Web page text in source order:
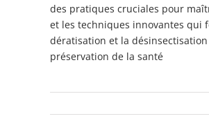
des pratiques cruciales pour
et les techniques innovantes qui
dératisation et la
préservation de la santé